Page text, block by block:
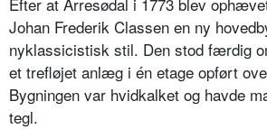
Johan Frederik Classen en ny
nyklassicistisk stil. Den stod færdig
et trefløjet anlæg i én etage opført
Bygningen var hvidkalket og havde
tegl.